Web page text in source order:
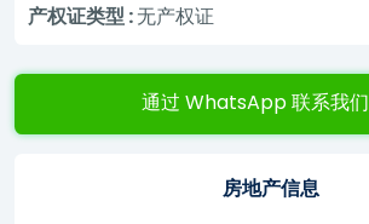
产权证类型 :无产权证
通过 WhatsApp 联系我们
房地产信息